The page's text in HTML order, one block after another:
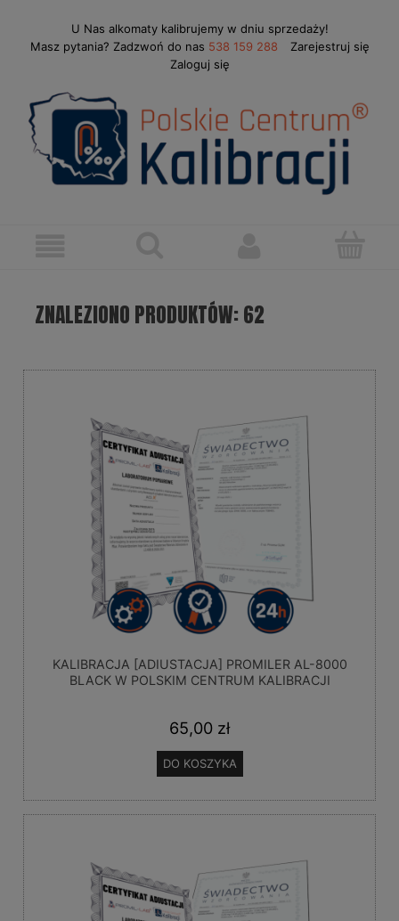
U Nas alkomaty kalibrujemy w dniu sprzedaży!
Masz pytania? Zadzwoń do nas 538 159 288
Zarejestruj się
Zaloguj się
ZNALEZIONO PRODUKTÓW: 62
KALIBRACJA [ADIUSTACJA] PROMILER AL-8000
BLACK W POLSKIM CENTRUM KALIBRACJI
65,00 zł
DO KOSZYKA